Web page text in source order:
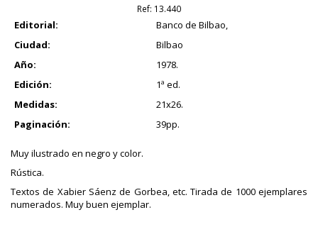
Ref: 13.440
Editorial:
Banco de Bilbao,
Ciudad:
Bilbao
Año:
1978.
Edición:
1ª ed.
Medidas:
21x26.
Paginación:
39pp.
Muy ilustrado en negro y color.
Rústica.
Textos de Xabier Sáenz de Gorbea, etc. Tirada de 1000 ejemplares
numerados. Muy buen ejemplar.